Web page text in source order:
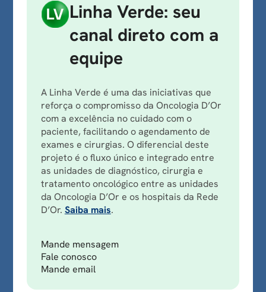
Linha Verde: seu
canal direto com a
equipe
A Linha Verde é uma das iniciativas que
reforça o compromisso da Oncologia D’Or
com a excelência no cuidado com o
paciente, facilitando o agendamento de
exames e cirurgias. O diferencial deste
projeto é o fluxo único e integrado entre
as unidades de diagnóstico, cirurgia e
tratamento oncológico entre as unidades
da Oncologia D’Or e os hospitais da Rede
D’Or. Saiba mais.
Mande mensagem
Fale conosco
Mande email